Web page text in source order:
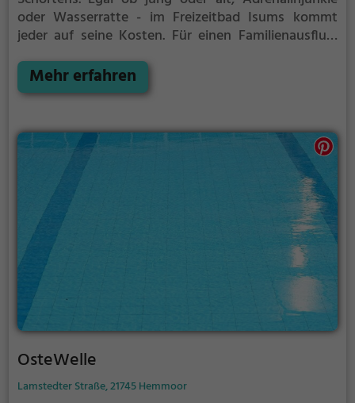
oder Wasserratte - im Freizeitbad Isums kommt
jeder auf seine Kosten. Für einen Familienausflug,
ist das Freizeitbad Isums genau die richtige Adresse.
Mehr erfahren
OsteWelle
Lamstedter Straße, 21745 Hemmoor